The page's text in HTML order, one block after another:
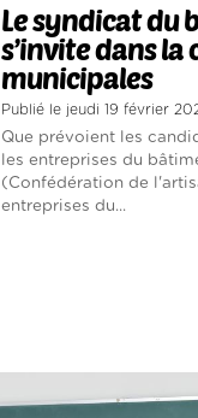
Le syndicat du
s’invite dans la
municipales
Publié le jeudi 19 février
Que prévoient les
les entreprises du
(Confédération de
entreprises du...